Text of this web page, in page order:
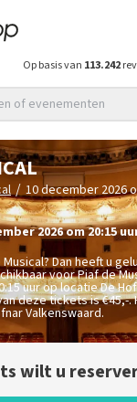
Op basis van 113.242
of evenementen
/ 10 december 2026
2026 om 20:15
Dan heeft u
voor Piaf de
uur op locatie De
deze tickets is€45,-.
Valkenswaard.
wilt u